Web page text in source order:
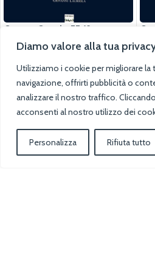
Diamo valore alla tua
Utilizziamo i cookie per migliorare la
navigazione, offrirti pubblicità o
analizzare il nostro traffico.
acconsenti al nostro utilizzo dei
Personalizza Rifiuta tutto
Opera Omnia II/2
SKU:B55679R9
180.00
Aggiungi Al Carrello
€
0